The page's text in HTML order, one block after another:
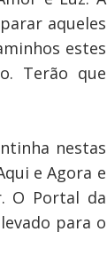
aqueles
estes
Terão que
nestas
e Agora e
O Portal da
para o